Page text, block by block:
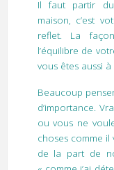
Il faut partir
maison, c’est
reflet. La
l’équilibre de
vous êtes aussi
Beaucoup
d’importance.
ou vous ne
choses comme
de la part de